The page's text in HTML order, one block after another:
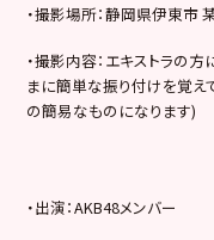
・撮影場所：静岡県伊東市
・撮影内容：エキストラの
まに簡単な振り付けを覚え
の簡易なものになります)
・出演：AKB48メンバー